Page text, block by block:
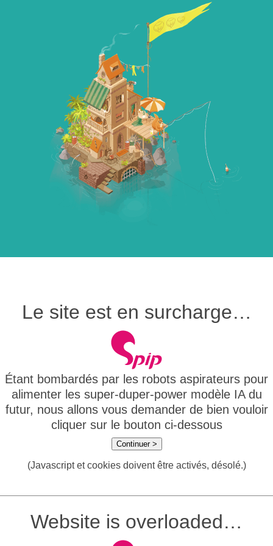
Le site est en surcharge…
Étant bombardés par les robots aspirateurs pour
alimenter les super-duper-power modèle IA du
futur, nous allons vous demander de bien vouloir
cliquer sur le bouton ci-dessous
Continuer >
(Javascript et cookies doivent être activés, désolé.)
Website is overloaded…